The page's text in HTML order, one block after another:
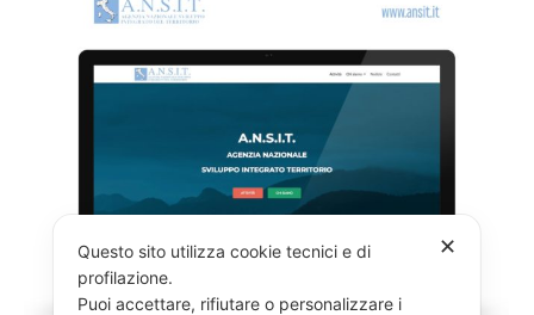
✕
Questo sito utilizza cookie tecnici e di
profilazione.
Puoi accettare, rifiutare o personalizzare i